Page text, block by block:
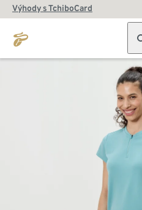
Výhody s TchiboCard